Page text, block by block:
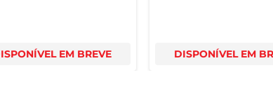
EM BREVE DISPONÍVEL EM